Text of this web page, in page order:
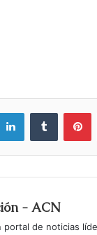
- ACN
portal de noticias